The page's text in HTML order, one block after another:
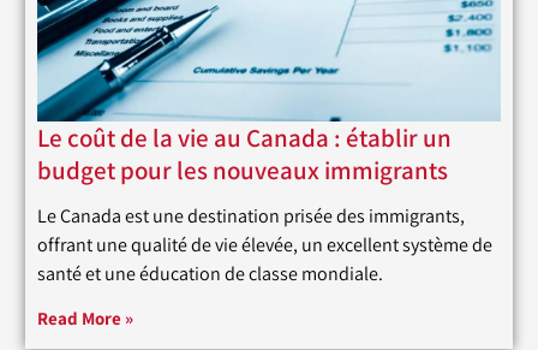
Le coût de la vie au Canada : établir un
budget pour les nouveaux immigrants
Le Canada est une destination prisée des immigrants,
offrant une qualité de vie élevée, un excellent système de
santé et une éducation de classe mondiale.
Read More »